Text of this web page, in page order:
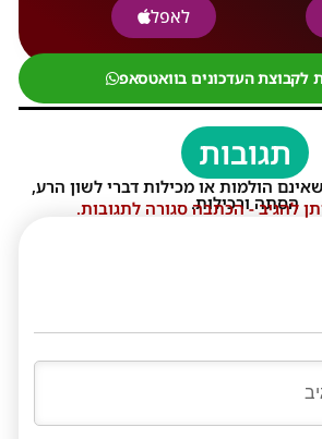
לאפל
לקבוצת העדכונים בוואטסאפ
תגובות
הולמות או מכילות דברי לשון הרע,
הסתה ורכילות.
להגיב - הכתבה סגורה לתגובות.